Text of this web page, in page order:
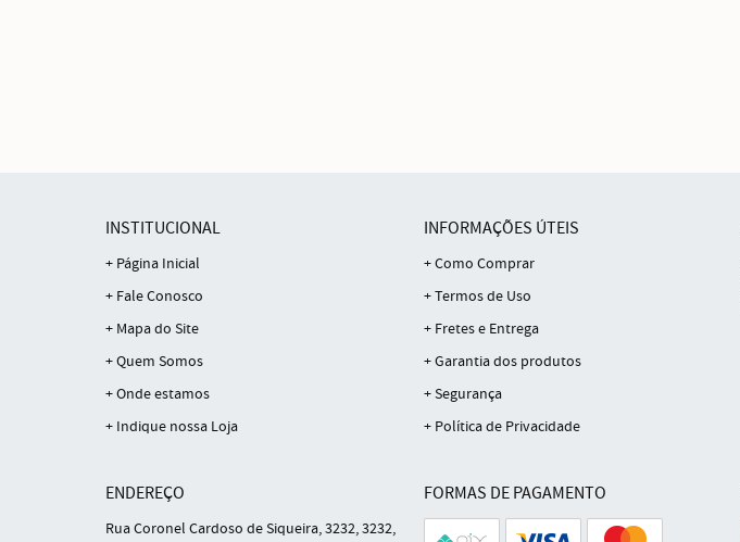
INSTITUCIONAL
Página Inicial
Fale Conosco
Mapa do Site
Quem Somos
Onde estamos
Indique nossa Loja
INFORMAÇÕES ÚTEIS
Como Comprar
Termos de Uso
Fretes e Entrega
Garantia dos produtos
Segurança
Política de Privacidade
ENDEREÇO
Rua Coronel Cardoso de Siqueira, 3232, 3232,
FORMAS DE PAGAMENTO